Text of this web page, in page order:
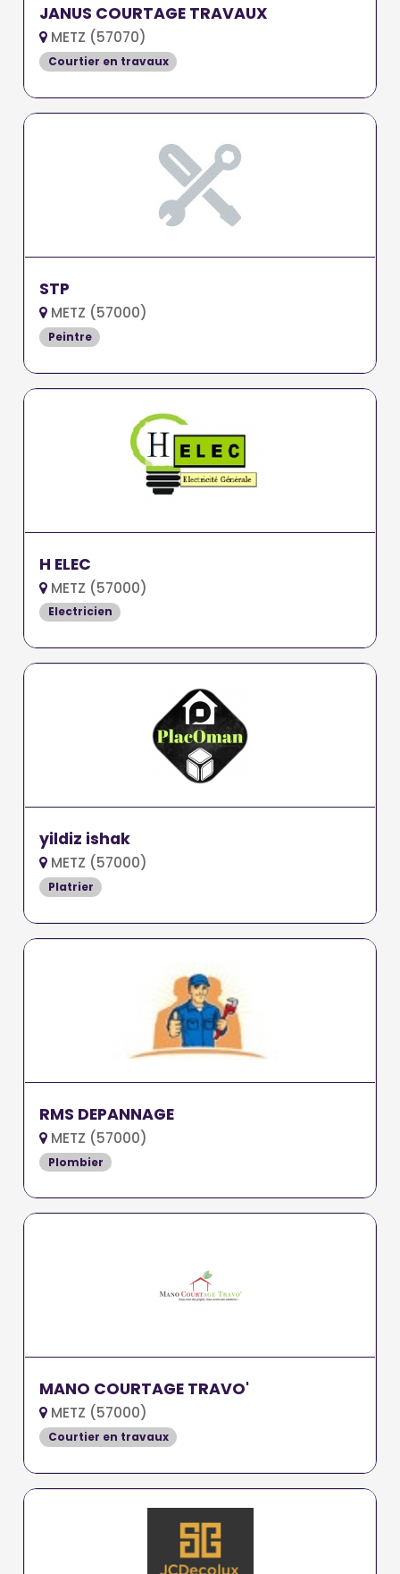
JANUS COURTAGE TRAVAUX
METZ (57070)
Courtier en travaux
STP
METZ (57000)
Peintre
H ELEC
METZ (57000)
Electricien
yildiz ishak
METZ (57000)
Platrier
RMS DEPANNAGE
METZ (57000)
Plombier
MANO COURTAGE TRAVO'
METZ (57000)
Courtier en travaux